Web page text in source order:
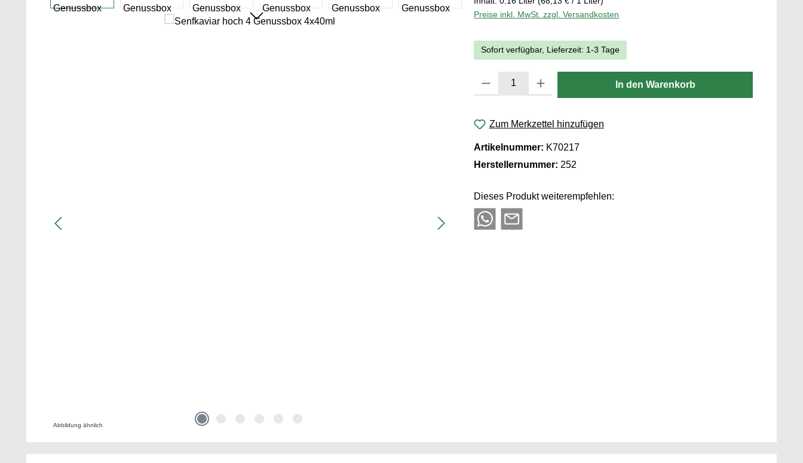
Abbildung ähnlich
Preise inkl. MwSt. zzgl. Versandkosten
Sofort verfügbar, Lieferzeit: 1-3 Tage
Produkt Anzahl: Gib den gewünschten Wert ein oder benutze die Schaltflächen um
In den Warenkorb
Zum Merkzettel hinzufügen
Artikelnummer: K70217
Herstellernummer: 252
Dieses Produkt weiterempfehlen: